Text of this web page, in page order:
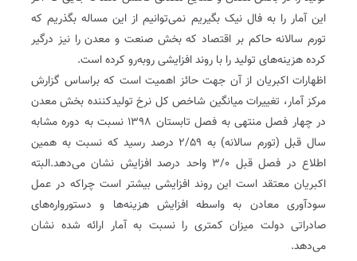
این آمار را به فال نیک بگیریم نمی‌توانیم از این مساله بگذریم که
تورم سالانه حاکم بر اقتصاد که بخش صنعت و معدن را نیز درگیر
کرده هزینه‌های تولید را با روند افزایشی روبه‌رو کرده است.
اظهارات اکبریان از آن جهت حائز اهمیت است که براساس گزارش
مرکز آمار، تغییرات میانگین شاخص کل نرخ تولیدکننده بخش معدن
در چهار فصل منتهی به فصل تابستان ١٣٩٨ نسبت به دوره مشابه
سال قبل (تورم سالانه) به ۲/۵۹ درصد رسید که نسبت به همین
اطلاع در فصل قبل ۳/۰ واحد درصد افزایش نشان می‌دهد.البته
اکبریان معتقد است این روند افزایشی بیشتر است چراکه در عمل
سودآوری معادن به واسطه افزایش هزینه‌ها و دستورواره‌های
صادراتی دولت میزان کمتری را نسبت به آمار ارائه شده نشان
می‌دهد.